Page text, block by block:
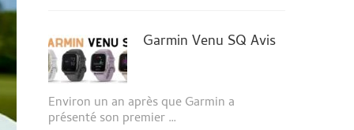
Garmin Venu SQ Avis
Environ un an après que Garmin a
présenté son premier …